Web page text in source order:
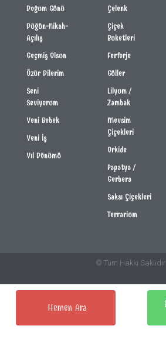
Doğum Günü
Düğün-Nikah-
Açılış
Geçmiş Olsun
Özür Dilerim
Seni
Seviyorum
Yeni Bebek
Yeni İş
Yıl Dönümü
Çelenk
Çiçek
Buketleri
Ferforje
Güller
Lilyum /
Zambak
Mevsim
Çiçekleri
Orkide
Papatya /
Gerbera
Saksı Çiçekleri
Terrarium
© Tüm Hakkı Saklıdır.
Hemen Ara